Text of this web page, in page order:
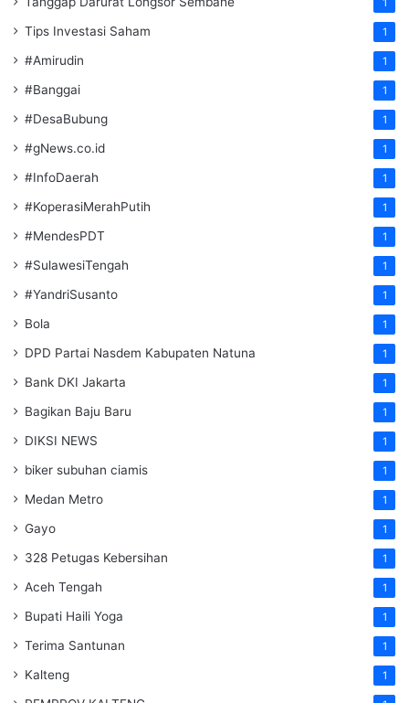
Tips Investasi Saham 1
#Amirudin 1
#Banggai 1
#DesaBubung 1
#gNews.co.id 1
#InfoDaerah 1
#KoperasiMerahPutih 1
#MendesPDT 1
#SulawesiTengah 1
#YandriSusanto 1
Bola 1
DPD Partai Nasdem Kabupaten Natuna 1
Bank DKI Jakarta 1
Bagikan Baju Baru 1
DIKSI NEWS 1
biker subuhan ciamis 1
Medan Metro 1
Gayo 1
328 Petugas Kebersihan 1
Aceh Tengah 1
Bupati Haili Yoga 1
Terima Santunan 1
Kalteng 1